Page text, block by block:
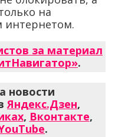
на
интернетом.
за материал
.
новости
Яндекс.Дзен,
, Вконтакте,
.